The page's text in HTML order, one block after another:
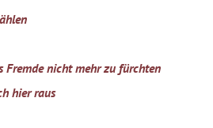
Datenschutz
Fremde nicht mehr zu fürchten
hier raus